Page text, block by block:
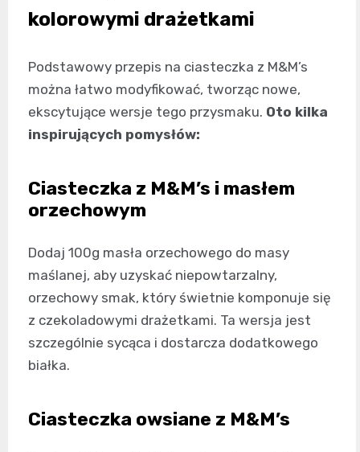
kolorowymi drażetkami
Podstawowy przepis na ciasteczka z M&M’s
można łatwo modyfikować, tworząc nowe,
ekscytujące wersje tego przysmaku. Oto kilka
inspirujących pomysłów:
Ciasteczka z M&M’s i masłem
orzechowym
Dodaj 100g masła orzechowego do masy
maślanej, aby uzyskać niepowtarzalny,
orzechowy smak, który świetnie komponuje się
z czekoladowymi drażetkami. Ta wersja jest
szczególnie sycąca i dostarcza dodatkowego
białka.
Ciasteczka owsiane z M&M’s